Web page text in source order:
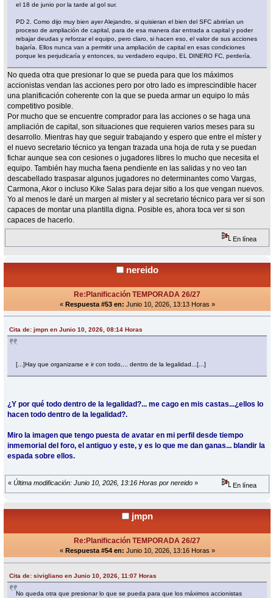
el 18 de junio por la tarde al gol sur.
PD 2. Como dijo muy bien ayer Alejandro, si quisieran el bien del SFC abrirían un
proceso de ampliación de capital, para de esa manera dar entrada a capital y poder
rebajar deudas y reforzar el equipo, pero claro, si hacen eso, el valor de sus acciones
bajaría. Ellos nunca van a permitir una ampliación de capital en esas condiciones
porque les perjudicaría y entonces, su verdadero equipo, EL DINERO FC, perdería.
No queda otra que presionar lo que se pueda para que los máximos
accionistas vendan las acciones pero por otro lado es imprescindible hacer
una planificación coherente con la que se pueda armar un equipo lo más
competitivo posible.
Por mucho que se encuentre comprador para las acciones o se haga una
ampliación de capital, son situaciones que requieren varios meses para su
desarrollo. Mientras hay que seguir trabajando y espero que entre el míster y
el nuevo secretario técnico ya tengan trazada una hoja de ruta y se puedan
fichar aunque sea con cesiones o jugadores libres lo mucho que necesita el
equipo. También hay mucha faena pendiente en las salidas y no veo tan
descabellado traspasar algunos jugadores no determinantes como Vargas,
Carmona, Akor o incluso Kike Salas para dejar sitio a los que vengan nuevos.
Yo al menos le daré un margen al mister y al secretario técnico para ver si son
capaces de montar una plantilla digna. Posible es, ahora toca ver si son
capaces de hacerlo.
En línea
nereido
Re:Planificación TEMPORADA 26/27
« Respuesta #53 en: Junio 10, 2026, 13:13 Horas »
Cita de: jmpn en Junio 10, 2026, 08:14 Horas
[...]Hay que organizarse e ir con todo,... dentro de la legalidad...[...]
¿Y por qué todo dentro de la legalidad?... me cago en mis castas...¿ellos lo
hacen todo dentro de la legalidad?.
Miro la imagen que tengo puesta de avatar en mi perfil desde tiempo
inmemorial del foro, el antiguo y este, y es lo que me dan ganas... blandir la
espada sobre ellos.
« Última modificación: Junio 10, 2026, 13:16 Horas por nereido » En línea
jmpn
Re:Planificación TEMPORADA 26/27
« Respuesta #54 en: Junio 10, 2026, 13:16 Horas »
Cita de: sivigliano en Junio 10, 2026, 11:07 Horas
No queda otra que presionar lo que se pueda para que los máximos accionistas